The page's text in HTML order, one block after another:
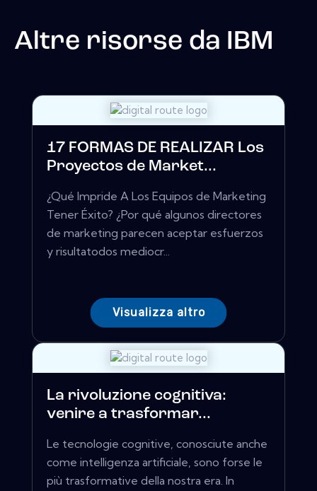
Altre risorse da IBM
17 FORMAS DE REALIZAR Los
Proyectos de Market...
¿Qué Impride A Los Equipos de Marketing
Tener Éxito? ¿Por qué algunos directores
de marketing parecen aceptar esfuerzos
y risultatodos mediocr...
Visualizza altro
La rivoluzione cognitiva:
venire a trasformar...
Le tecnologie cognitive, conosciute anche
come intelligenza artificiale, sono forse le
più trasformative della nostra era. In